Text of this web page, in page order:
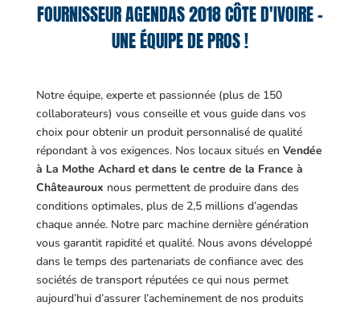
FOURNISSEUR AGENDAS 2018 CÔTE D'IVOIRE –
UNE ÉQUIPE DE PROS !
Notre équipe, experte et passionnée (plus de 150
collaborateurs) vous conseille et vous guide dans vos
choix pour obtenir un produit personnalisé de qualité
répondant à vos exigences. Nos locaux situés en Vendée
à La Mothe Achard et dans le centre de la France à
Châteauroux nous permettent de produire dans des
conditions optimales, plus de 2,5 millions d’agendas
chaque année. Notre parc machine dernière génération
vous garantit rapidité et qualité. Nous avons développé
dans le temps des partenariats de confiance avec des
sociétés de transport réputées ce qui nous permet
aujourd’hui d’assurer l’acheminement de nos produits